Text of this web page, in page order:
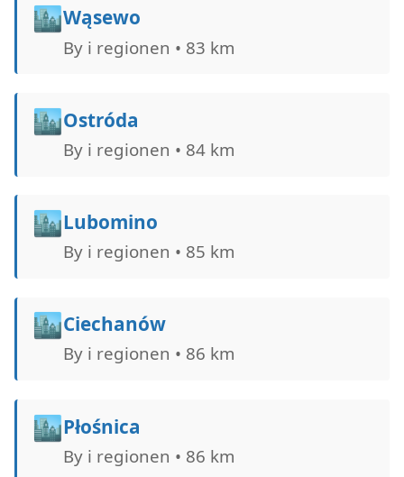
🏙️Wąsewo
By i regionen • 83 km
🏙️Ostróda
By i regionen • 84 km
🏙️Lubomino
By i regionen • 85 km
🏙️Ciechanów
By i regionen • 86 km
🏙️Płośnica
By i regionen • 86 km